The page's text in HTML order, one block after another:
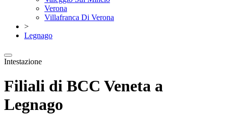
Verona
Villafranca Di Verona
>
Legnago
Intestazione
Filiali di BCC Veneta a
Legnago